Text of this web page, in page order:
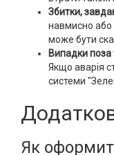
Збитки,
навмисно або
може бути
Випадки поза
Якщо аварія
системи
Як